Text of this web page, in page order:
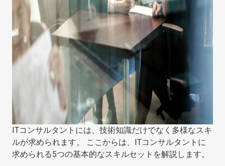
ITコンサルタントには、技術知識だけでなく多様なスキ
ルが求められます。 ここからは、ITコンサルタントに
求められる5つの基本的なスキルセットを解説します。